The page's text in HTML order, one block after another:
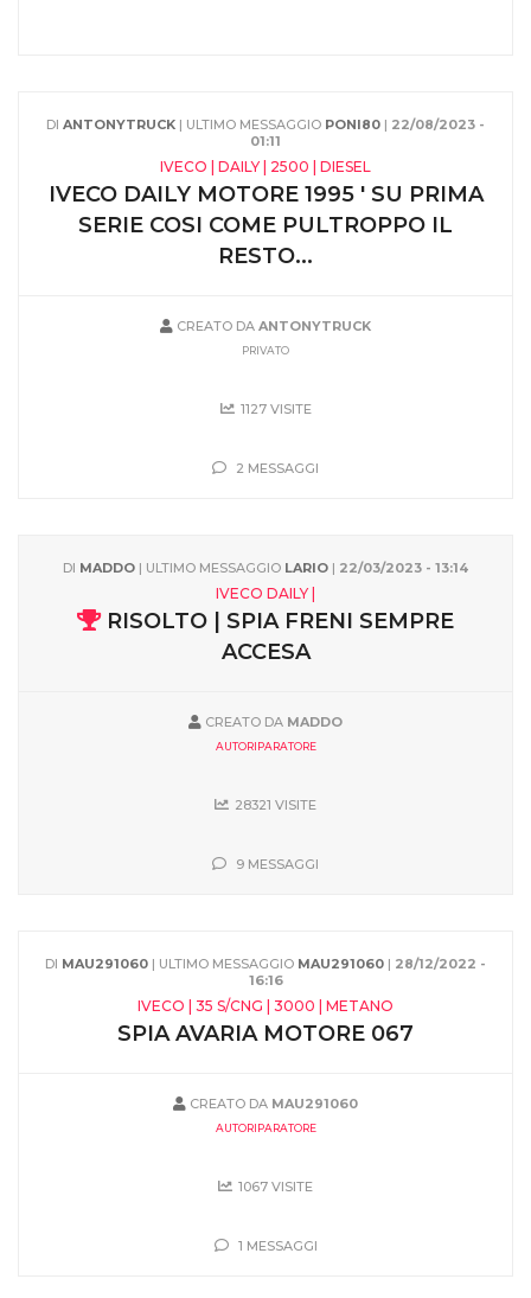
DI ANTONYTRUCK | ULTIMO MESSAGGIO PONI80 | 22/08/2023 -
01:11
IVECO | DAILY | 2500 | DIESEL
IVECO DAILY MOTORE 1995 ' SU PRIMA
SERIE COSI COME PULTROPPO IL
RESTO...
CREATO DA ANTONYTRUCK
PRIVATO
1127 VISITE
2 MESSAGGI
DI MADDO | ULTIMO MESSAGGIO LARIO | 22/03/2023 - 13:14
IVECO DAILY |
RISOLTO | SPIA FRENI SEMPRE
ACCESA
CREATO DA MADDO
AUTORIPARATORE
28321 VISITE
9 MESSAGGI
DI MAU291060 | ULTIMO MESSAGGIO MAU291060 | 28/12/2022 -
16:16
IVECO | 35 S/CNG | 3000 | METANO
SPIA AVARIA MOTORE 067
CREATO DA MAU291060
AUTORIPARATORE
1067 VISITE
1 MESSAGGI